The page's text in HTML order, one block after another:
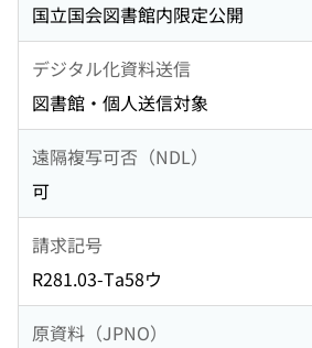
国立国会図書館内限定公開
デジタル化資料送信
図書館・個人送信対象
遠隔複写可否（NDL）
可
請求記号
R281.03-Ta58ウ
原資料（JPNO）